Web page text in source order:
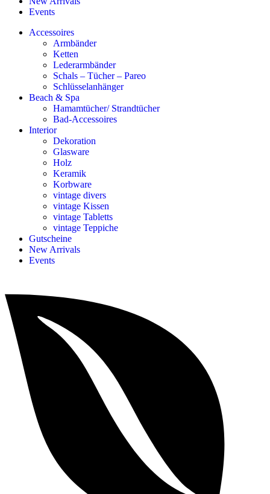
Events
Accessoires
Armbänder
Ketten
Lederarmbänder
Schals – Tücher – Pareo
Schlüsselanhänger
Beach & Spa
Hamamtücher/ Strandtücher
Bad-Accessoires
Interior
Dekoration
Glasware
Holz
Keramik
Korbware
vintage divers
vintage Kissen
vintage Tabletts
vintage Teppiche
Gutscheine
New Arrivals
Events